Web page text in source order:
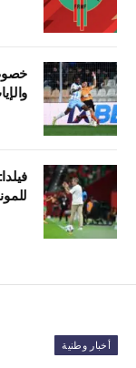
أخبار وطنية